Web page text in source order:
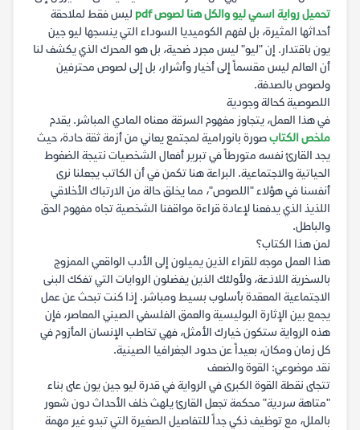
تحميل رواية اسمي ليو والكل هنا لصوص pdf
ليس فقط لملاحقة
أحداثها المثيرة، بل لفهم الكوميديا السوداء التي ينسجها ليو جين
يون باقتدار. إن "ليو" ليس مجرد ضحية، بل هو المحرك الذي يكشف لنا
أن العالم ليس مقسماً إلى أخيار وأشرار، بل إلى لصوص محترفين
ولصوص بالصدفة.
اللصوصية كحالة وجودية
في هذا العمل، يتجاوز مفهوم السرقة معناه المادي المباشر. يقدم
ملخص الكتابصورة بانورامية لمجتمع يعاني من أزمة ثقة حادة، حيث
يجد القارئ نفسه متورطاً في تبرير أفعال الشخصيات نتيجة الضغوط
الحياتية والاجتماعية. البراعة هنا تكمن في أن الكاتب يجعلنا نرى
أنفسنا في هؤلاء "اللصوص"، مما يخلق حالة من الارتباك الأخلاقي
اللذيذ الذي يدفعنا لإعادة قراءة مواقفنا الشخصية تجاه مفهوم الحق
والباطل.
لمن هذا الكتاب؟
هذا العمل موجه للقراء الذين يميلون إلى الأدب الواقعي الممزوج
بالسخرية اللاذعة، ولأولئك الذين يفضلون الروايات التي تفكك البنى
الاجتماعية المعقدة بأسلوب بسيط ومباشر. إذا كنت تبحث عن عمل
يجمع بين الإثارة البوليسية والعمق الفلسفي الصيني المعاصر، فإن
هذه الرواية ستكون خيارك الأمثل، فهي تخاطب الإنسان المأزوم في
كل زمان ومكان، بعيداً عن حدود الجغرافيا الصينية.
نقد موضوعي: القوة والضعف
تتجلى نقطة القوة الكبرى في الرواية في قدرة ليو جين يون على بناء
"متاهة سردية" محكمة تجعل القارئ يلهث خلف الأحداث دون شعور
بالملل، مع توظيف ذكي جداً للتفاصيل الصغيرة التي تبدو غير مهمة